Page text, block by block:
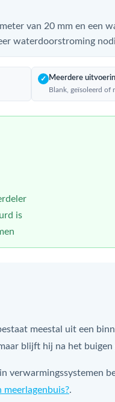
van 20 mm en een
waterdoorstroming
✓ Meerdere
Blank, geïsoleerd of
is
meestal uit een
blijft hij na het buigen
verwarmingssystemen
meerlagenbuis?.